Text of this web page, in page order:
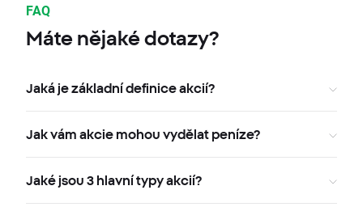
FAQ
Máte nějaké dotazy?
Jaká je základní definice akcií?
Jak vám akcie mohou vydělat peníze?
Jaké jsou 3 hlavní typy akcií?